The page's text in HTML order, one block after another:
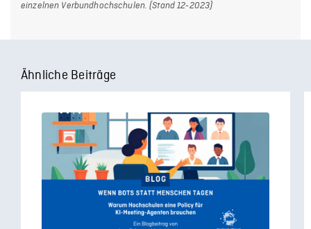
einzelnen Verbundhochschulen. (Stand 12-2023)
Ähnliche Beiträge